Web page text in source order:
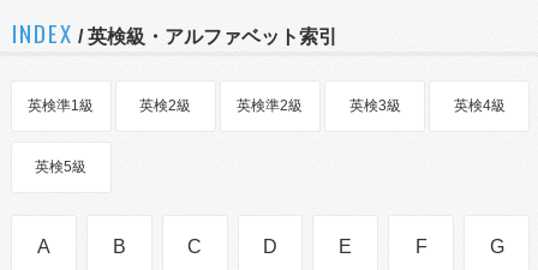
INDEX / 英検級・アルファベット索引
英検準1級 英検2級 英検準2級 英検3級 英検4級
英検5級
A B C D E F G